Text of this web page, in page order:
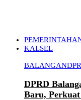
KALSEL
BALANGAN
DPRD
Baru,